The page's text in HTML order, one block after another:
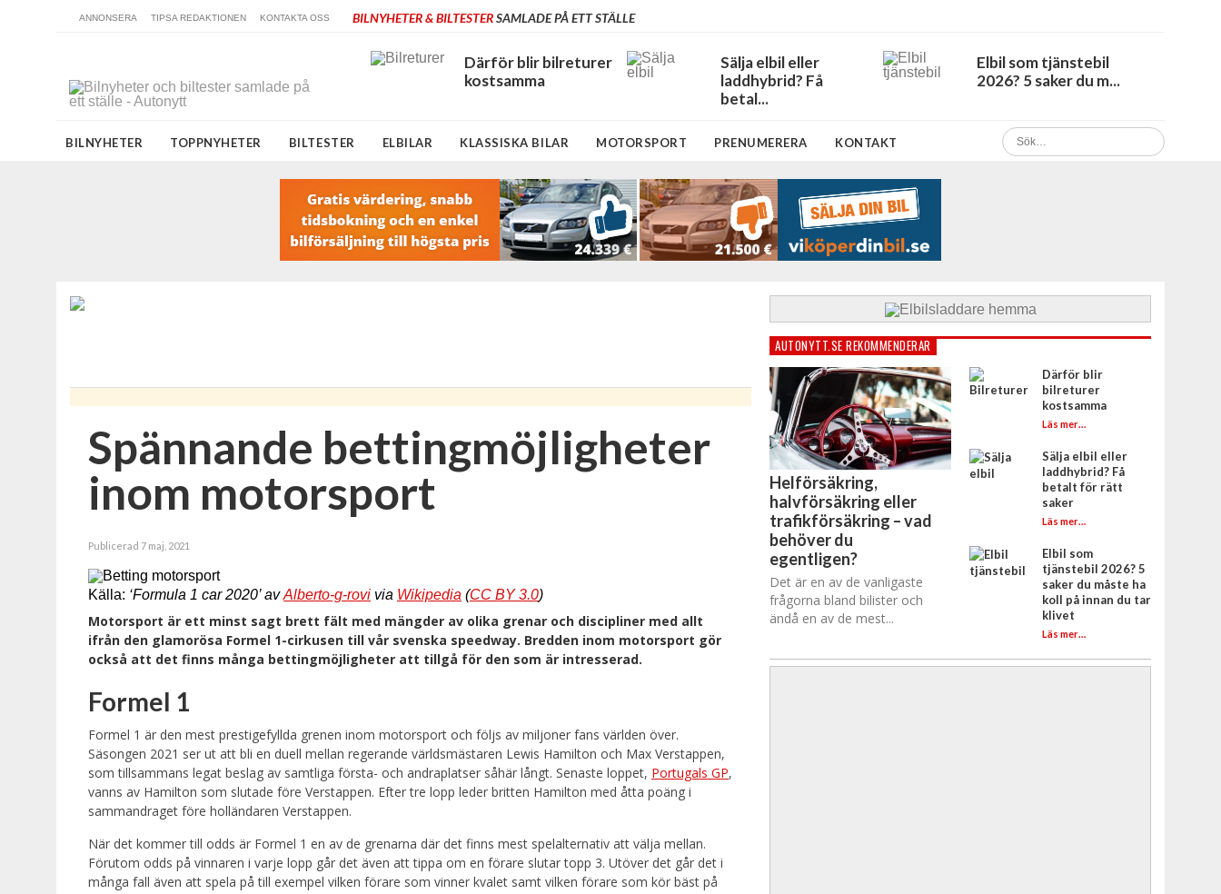
ANNONSERA TIPSA REDAKTIONEN KONTAKTA OSS BILNYHETER & BILTESTERSAMLADE PÅ ETT STÄLLE
Därför blir bilreturer
kostsamma
Sälja elbil eller
laddhybrid? Få
betal...
Elbil som tjänstebil
2026? 5 saker du m...
BILNYHETER TOPPNYHETER BILTESTER ELBILAR KLASSISKA BILAR MOTORSPORT PRENUMERERA KONTAKT
Spännande bettingmöjligheter
inom motorsport
Publicerad 7 maj, 2021
Källa: ‘Formula 1 car 2020’ avAlberto-g-rovi via Wikipedia (CC BY 3.0)
Motorsport är ett minst sagt brett fält med mängder av olika grenar och discipliner med allt
ifrån den glamorösa Formel 1-cirkusen till vår svenska speedway. Bredden inom motorsport gör
också att det finns många bettingmöjligheter att tillgå för den som är intresserad.
Formel 1
Formel 1 är den mest prestigefyllda grenen inom motorsport och följs av miljoner fans världen över.
Säsongen 2021 ser ut att bli en duell mellan regerande världsmästaren Lewis Hamilton och Max Verstappen,
som tillsammans legat beslag av samtliga första- och andraplatser såhär långt. Senaste loppet, Portugals GP,
vanns av Hamilton som slutade före Verstappen. Efter tre lopp leder britten Hamilton med åtta poäng i
sammandraget före holländaren Verstappen.
När det kommer till odds är Formel 1 en av de grenarna där det finns mest spelalternativ att välja mellan.
Förutom odds på vinnaren i varje lopp går det även att tippa om en förare slutar topp 3. Utöver det går det i
många fall även att spela på till exempel vilken förare som vinner kvalet samt vilken förare som kör bäst på
AUTONYTT.SE REKOMMENDERAR
Helförsäkring,
halvförsäkring eller
trafikförsäkring – vad
behöver du
egentligen?
Det är en av de vanligaste
frågorna bland bilister och
ändå en av de mest...
Därför blir
bilreturer
kostsamma
Läs mer…
Sälja elbil eller
laddhybrid? Få
betalt för rätt
saker
Läs mer…
Elbil som
tjänstebil 2026? 5
saker du måste ha
koll på innan du tar
klivet
Läs mer…